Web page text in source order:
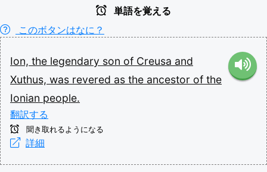
単語を覚える
このボタンはなに？
Ion, the legendary son of Creusa and
Xuthus, was revered as the ancestor of the
Ionian people.
翻訳する
聞き取れるようになる
詳細